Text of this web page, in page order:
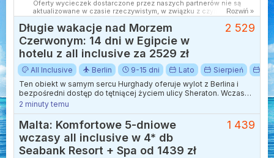
Oferty wycieczek dostarczone przez naszych partnerów nie są
aktualizowane w czasie rzeczywistym, w związku z czym ceny i
dostępność ofert mogą się nieznacznie różnić od aktualnych.
Dokładamy wszelkich starań aby rozbieżności były jak najmniejsze.
Rozwiń »
Długie wakacje nad Morzem
Czerwonym: 14 dni w Egipcie w
hotelu z all inclusive za 2529 zł
2 529
All Inclusive Berlin 9-15 dni Lato Sierpień
Ten obiekt w samym sercu Hurghady oferuje wylot z Berlina i
bezpośredni dostęp do tętniącej życiem ulicy Sheraton. Wczasy
w tym miejscu to doskonała propozycja dla osób, które chcą
poczuć rytm egipskiego kurortu, mając jednocześnie
zapewniony pełen komfort, ponieważ ta wycieczka jest w opcji
all inclusive. Na miejscu czekają dwa baseny zewnętrzne, w tym
sekcja ze zjeżdżalniami wodnymi, która dostarcza mnóstwo
radości zarówno dzieciom, jak i dorosłym.
2 minuty temu
Malta: Komfortowe 5-dniowe
wczasy all inclusive w 4* db
Seabank Resort + Spa od 1439 zł
1 439